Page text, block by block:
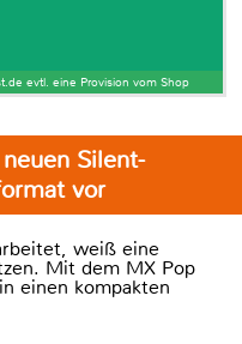
evtl. eine Provision vom Shop
Silent-
vor
weiß eine
Mit dem MX Pop
einen kompakten